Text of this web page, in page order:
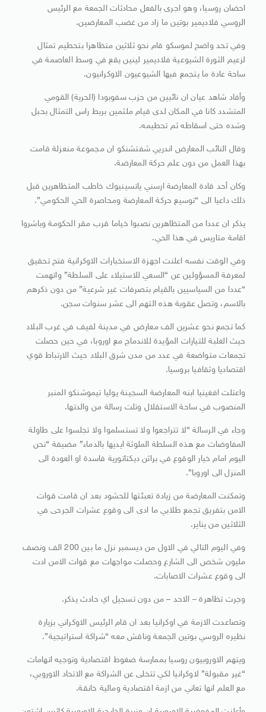
احضان روسيا، وهو اجرى بالفعل محادثات الجمعة مع الرئيس
الروسي فلاديمير بوتين ما زاد من غضب المعارضين.
وفي تحد واضح لموسكو قام نحو ثلاثين متظاهرا بتحطيم تمثال
لزعيم الثورة الشيوعية فلاديمير لينين يقع في وسط العاصمة في
ساحة عادة ما يتجمع فيها الشيوعيون الاوكرانيون.
وأفاد شاهد عيان ان نائبين من حزب سفوبودا (الحرية) القومي
المتشدد كانا في المكان لدى قيام ملثمين بربط راس التمثال بحبل
وشده حتى اسقاطه ثم تحطيمه.
وقال النائب المعارض اندريي شفتشنكو ان مجموعة منعزلة قامت
بهذا العمل من دون علم حركة المعارضة.
وكان أحد قادة المعارضة ارسني ياتسينيوك خاطب المتظاهرين قبل
ذلك داعيا الى “توسيع حركة المعارضة ومحاصرة الحي الحكومي”.
يذكر ان عددا من المتظاهرين نصبوا خياما قرب مقر الحكومة وباشروا
اقامة متاريس في هذا الحي.
وفي الوقت نفسه اعلنت اجهزة الاستخبارات الاوكرانية فتح تحقيق
لمعرفة المسؤولين عن “السعي للاستيلاء على السلطة” واتهمت
“عددا من السياسيين بالقيام بتصرفات غير شرعية” من دون ذكرهم
بالاسم، وتصل عقوبة هذه التهم الى عشر سنوات سجن.
كما تجمع نحو عشرين الف معارض في مدينة لفيف في غرب البلاد
حيث الغلبة للتيارات المؤيدة للاندماج مع اوروبا، في حين حصلت
تجمعات متواضعة في عدد من مدن شرق البلاد حيث الارتباط قوي
اقتصاديا وثقافيا بروسيا.
واعتلت افغينيا ابنه المعارضة السجينة يوليا تيموشنكو المنبر
المنصوب في ساحة الاستقلال وتلت رسالة من والدتها.
وجاء في الرسالة “لا تتراجعوا ولا تستسلموا ولا تجلسوا على طاولة
المفاوضات مع هذه السلطة الملوثة ايديها بالدماء” مضيفة “نحن
اليوم امام خيار الوقوع في براثن ديكتاتورية فاسدة او العودة الى
المنزل الى اوروبا”.
وتمكنت المعارضة من زيادة تعبئتها للحشود بعد ان قامت قوات
الامن بتفريق تجمع طلابي ما ادى الى وقوع عشرات الجرحى في
الثلاثين من يناير.
وفي اليوم التالي في الاول من ديسمبر نزل ما بين 200 الف ونصف
مليون شخص الى الشارع وحصلت مواجهات مع قوات الامن ادت
الى وقوع عشرات الاصابات.
وجرت تظاهرة – الاحد – من دون تسجيل اي حادث يذكر.
وتصاعدت الازمة في اوكرانيا بعد ان قام الرئيس الاوكراني بزيارة
نظيره الروسي بوتين الجمعة وناقش معه “شراكة استراتيجية”.
ويتهم الاوروبيون روسيا بممارسة ضغوط اقتصادية وتوجيه اتهامات
“غير مقبولة” لاوكرانيا لكي تتخلى عن الشراكة مع الاتحاد الاوروبي،
مع العلم انها تعاني من ازمة اقتصادية ومالية خانقة.